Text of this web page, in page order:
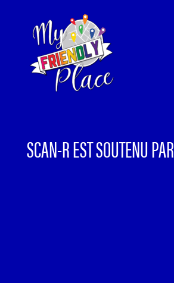
SCAN-R EST SOUTENU PAR